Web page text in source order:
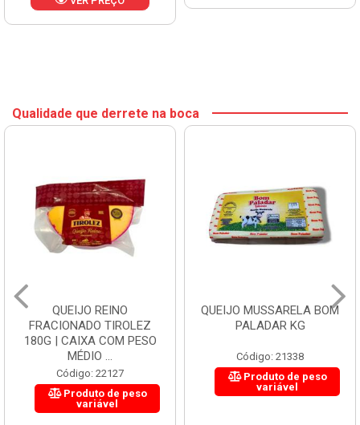
Qualidade que derrete na boca
QUEIJO REINO
FRACIONADO TIROLEZ
180G | CAIXA COM PESO
MÉDIO ...
Código: 22127
Produto de peso
variável
QUEIJO MUSSARELA BOM
PALADAR KG
Código: 21338
Produto de peso
variável